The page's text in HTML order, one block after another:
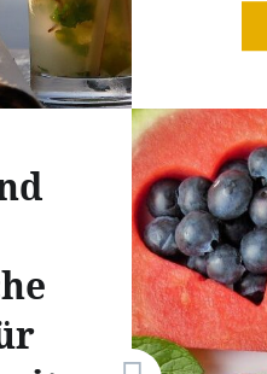
In der
an
man
Zutaten
Frisches
eine
nur für